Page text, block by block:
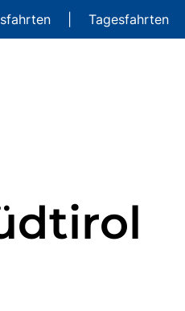
Tagesfahrten